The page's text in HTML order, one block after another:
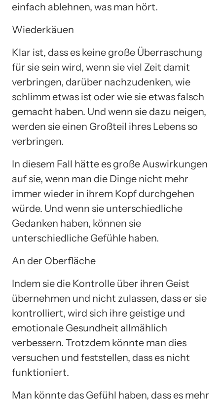
einfach ablehnen, was man hört.
Wiederkäuen
Klar ist, dass es keine große Überraschung
für sie sein wird, wenn sie viel Zeit damit
verbringen, darüber nachzudenken, wie
schlimm etwas ist oder wie sie etwas falsch
gemacht haben. Und wenn sie dazu neigen,
werden sie einen Großteil ihres Lebens so
verbringen.
In diesem Fall hätte es große Auswirkungen
auf sie, wenn man die Dinge nicht mehr
immer wieder in ihrem Kopf durchgehen
würde. Und wenn sie unterschiedliche
Gedanken haben, können sie
unterschiedliche Gefühle haben.
An der Oberfläche
Indem sie die Kontrolle über ihren Geist
übernehmen und nicht zulassen, dass er sie
kontrolliert, wird sich ihre geistige und
emotionale Gesundheit allmählich
verbessern. Trotzdem könnte man dies
versuchen und feststellen, dass es nicht
funktioniert.
Man könnte das Gefühl haben, dass es mehr